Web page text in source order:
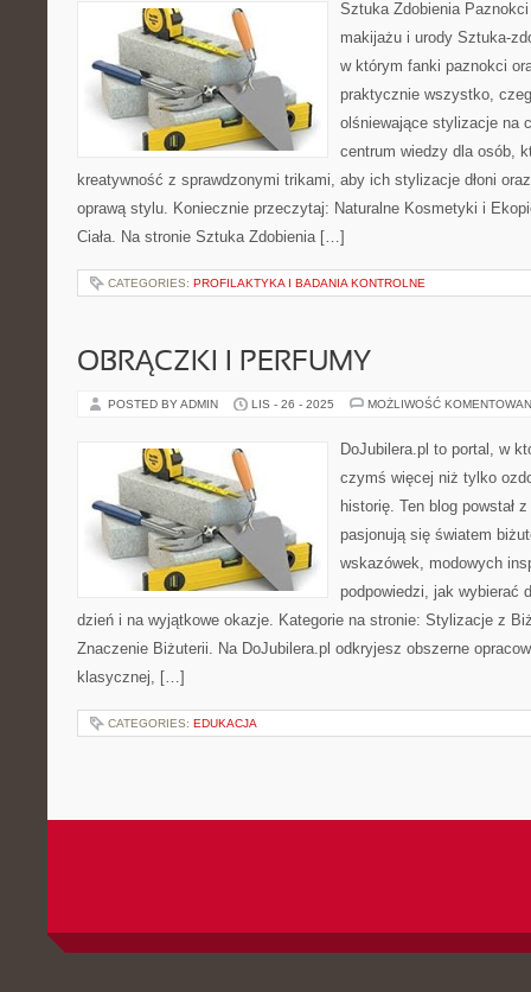
Sztuka Zdobienia
makijażu i urody Sztuka-
w którym fanki paznokci
praktycznie wszystko,
olśniewające stylizacje na
centrum wiedzy dla osób,
kreatywność z sprawdzonymi trikami, aby ich stylizacje dłoni
oprawą stylu. Koniecznie przeczytaj: Naturalne Kosmetyki i
Ciała. Na stronie Sztuka Zdobienia […]
CATEGORIES: PROFILAKTYKA I BADANIA KONTROLNE
OBRĄCZKI I PERFUMY
POSTED BY ADMIN LIS - 26 - 2025 MOŻLIWOŚĆ
DoJubilera.pl to portal, w
czymś więcej niż tylko
historię. Ten blog powstał
pasjonują się światem
wskazówek, modowych
podpowiedzi, jak wybierać
dzień i na wyjątkowe okazje. Kategorie na stronie: Stylizacje z
Znaczenie Biżuterii. Na DoJubilera.pl odkryjesz obszerne
klasycznej, […]
CATEGORIES: EDUKACJA